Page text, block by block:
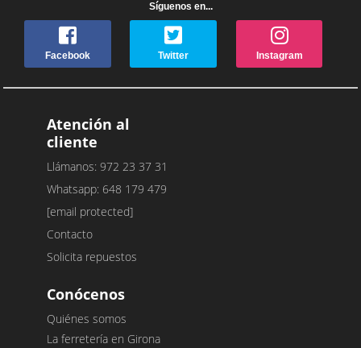
Síguenos en...
Facebook Twitter Instagram
Atención al
cliente
Llámanos: 972 23 37 31
Whatsapp: 648 179 479
[email protected]
Contacto
Solicita repuestos
Conócenos
Quiénes somos
La ferretería en Girona